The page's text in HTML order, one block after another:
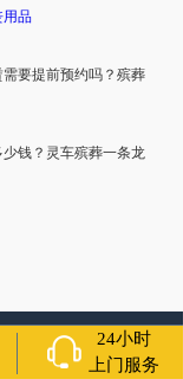
用品
要提前预约吗？殡葬
钱？灵车殡葬一条龙
石家庄殡葬一条龙长沙殡
和浩特灵车出租公司哈尔
24小时
上门服务